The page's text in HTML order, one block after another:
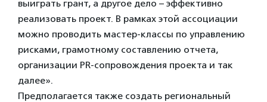
выиграть грант, а другое дело – эффективно
реализовать проект. В рамках этой ассоциации
можно проводить мастер-классы по управлению
рисками, грамотному составлению отчета,
организации PR-сопровождения проекта и так
далее».
Предполагается также создать региональный